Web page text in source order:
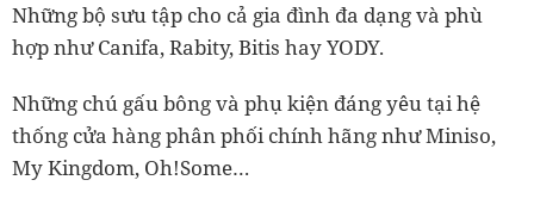
Những bộ sưu tập cho cả gia đình đa dạng và phù
hợp như Canifa, Rabity, Bitis hay YODY.
Những chú gấu bông và phụ kiện đáng yêu tại hệ
thống cửa hàng phân phối chính hãng như Miniso,
My Kingdom, Oh!Some…